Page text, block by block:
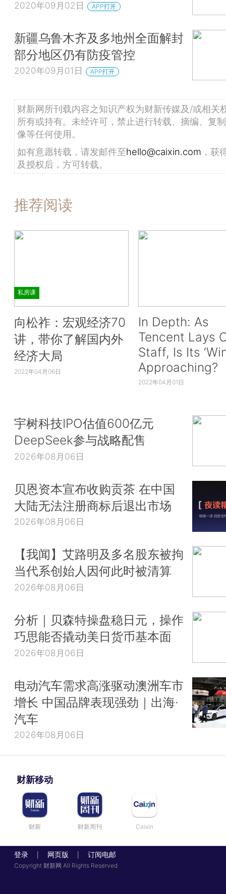
2020年09月02日 APP打开
新疆乌鲁木齐及多地州全面解封
部分地区仍有防疫管控
2020年09月01日 APP打开
财新网所刊载内容之知识产权为财新传媒及/或相关
所有或持有。未经许可，禁止进行转载、摘编、复
像等任何使用。
如有意愿转载，请发邮件至hello@caixin.com ，获
及授权后，方可转载。
推荐阅读
私房课
向松祚：宏观经济70
讲，带你了解国内外
经济大局
2022年04月06日
In Depth: As
Tencent Lays
Staff, Is Its
Approaching?
2022年04月01日
宇树科技IPO估值600亿元
DeepSeek参与战略配售
2026年08月06日
贝恩资本宣布收购贡茶 在中国
大陆无法注册商标后退出市场
2026年08月06日
【我闻】艾路明及多名股东被拘
当代系创始人因何此时被清算
2026年08月06日
分析｜贝森特操盘稳日元，操作
巧思能否撬动美日货币基本面
2026年08月06日
电动汽车需求高涨驱动澳洲车市
增长 中国品牌表现强劲｜出海·
汽车
2026年08月06日
财新移动
财新 财新周刊 Caixin
登录 网页版 订阅电邮
Copyright 财新网 All Rights Reserved